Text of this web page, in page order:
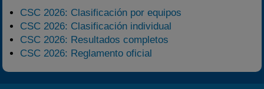
CSC 2026: Clasificación por equipos
CSC 2026: Clasificación individual
CSC 2026: Resultados completos
CSC 2026: Reglamento oficial